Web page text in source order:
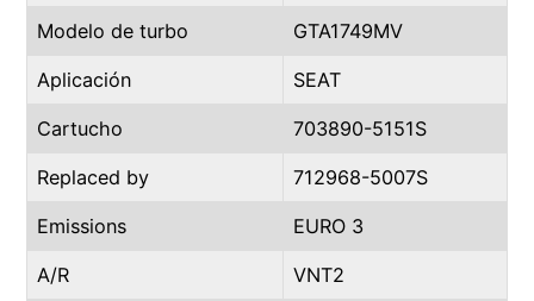
Modelo de turbo GTA1749MV
Aplicación SEAT
Cartucho 703890-5151S
Replaced by 712968-5007S
Emissions EURO 3
A/R VNT2